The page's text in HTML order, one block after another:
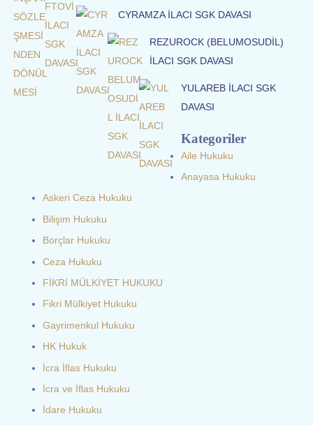
CYRAMZA İLACI SGK DAVASI
REZUROCK (BELUMOSUDİL)
İLACI SGK DAVASI
YULAREB İLACI SGK
DAVASI
Kategoriler
Aile Hukuku
Anayasa Hukuku
Askeri Ceza Hukuku
Bilişim Hukuku
Borçlar Hukuku
Ceza Hukuku
FİKRİ MÜLKİYET HUKUKU
Fikri Mülkiyet Hukuku
Gayrimenkul Hukuku
HK Hukuk
İcra İflas Hukuku
İcra ve İflas Hukuku
İdare Hukuku